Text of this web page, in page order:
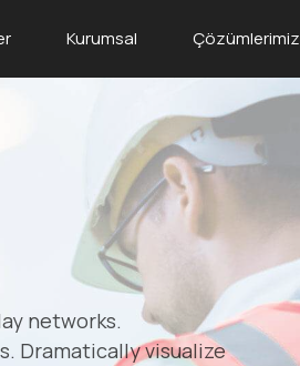
Kurumsal Çözümlerimiz
networks.
Dramatically visualize